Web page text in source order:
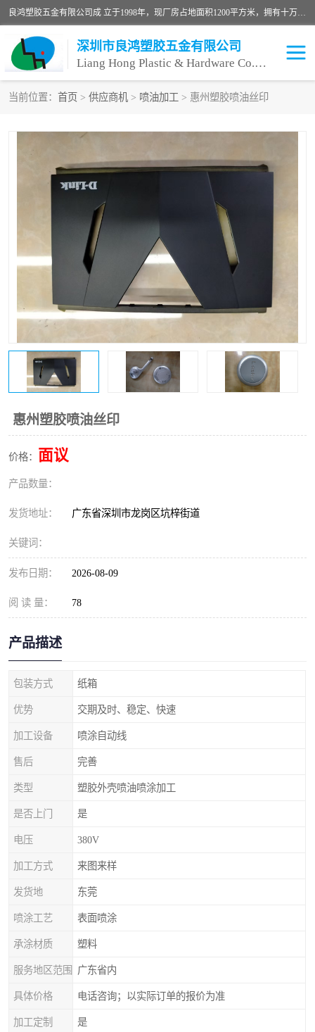
良鸿塑胶五金有限公司成 立于1998年，现厂房占地面积1200平方米，拥有十万级无尘车间，自动喷涂线1条，手动喷涂线2条，丝印移印滚印烫印拉线1条，本公司自建厂以来一直 以“顾客、品质、服务三个第一”为原则，从来货到处理、喷漆、烘烤、品检、包装等每一道工序都严格把持质量关，竭诚为广大朋友、客户服务。现如今已深得广 大客户信赖。
深圳市良鸿塑胶五金有限公司
Liang Hong Plastic & Hardware Co. Ltd
当前位置： 首页 > 供应商机 > 喷油加工 > 惠州塑胶喷油丝印
惠州塑胶喷油丝印
价格： 面议
产品数量：
发货地址： 广东省深圳市龙岗区坑梓街道
关键词：
发布日期： 2026-08-09
阅 读 量： 78
产品描述
包装方式 纸箱
优势 交期及时、稳定、快速
加工设备 喷涂自动线
售后 完善
类型 塑胶外壳喷油喷涂加工
是否上门 是
电压 380V
加工方式 来图来样
发货地 东莞
喷涂工艺 表面喷涂
承涂材质 塑料
服务地区范围 广东省内
具体价格 电话咨询；以实际订单的报价为准
加工定制 是
塑胶外壳喷油 五金外壳喷油